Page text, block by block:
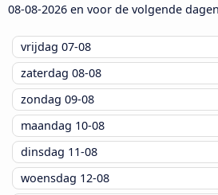
08-08-2026 en voor de volgende
vrijdag 07-08
zaterdag 08-08
zondag 09-08
maandag 10-08
dinsdag 11-08
woensdag 12-08